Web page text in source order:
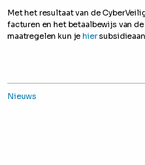
Met het resultaat van de
facturen en het betaalbewijs van
maatregelen kun je hier
Nieuws